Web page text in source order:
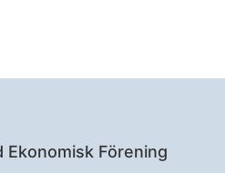
Ekonomisk Förening